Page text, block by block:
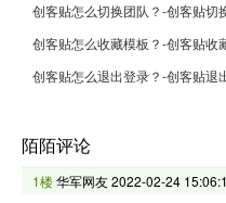
创客贴怎么切换团队？-创客贴切
创客贴怎么收藏模板？-创客贴收
创客贴怎么退出登录？-创客贴退
陌陌评论
1楼华军网友2022-02-24